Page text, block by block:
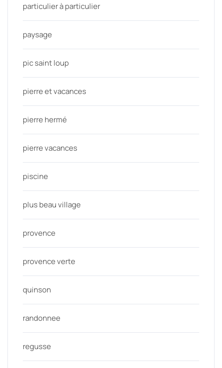
particulier à particulier
paysage
pic saint loup
pierre et vacances
pierre hermé
pierre vacances
piscine
plus beau village
provence
provence verte
quinson
randonnee
regusse